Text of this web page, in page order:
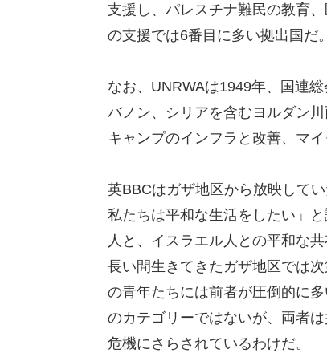
支援し、パレスチナ難民の教育
の支援では6番目に多い拠出国だ。
なお、UNRWAは1949年、国連
バノン、シリアを含むヨルダン
キャンプのインフラと改善、マ
英BBCはガザ地区から放映して
私たちは平和な生活をしたい」
人と、イスラエル人との平和な
長い間生きてきたガザ地区では
の青年たちには前者が圧倒的に
のカテゴリーではないが、両者
危機にさらされているわけだ。